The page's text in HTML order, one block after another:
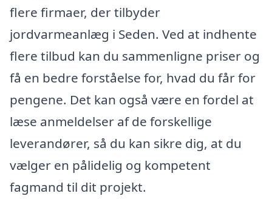
flere firmaer, der tilbyder
jordvarmeanlæg i Seden. Ved at indhente
flere tilbud kan du sammenligne priser og
få en bedre forståelse for, hvad du får for
pengene. Det kan også være en fordel at
læse anmeldelser af de forskellige
leverandører, så du kan sikre dig, at du
vælger en pålidelig og kompetent
fagmand til dit projekt.